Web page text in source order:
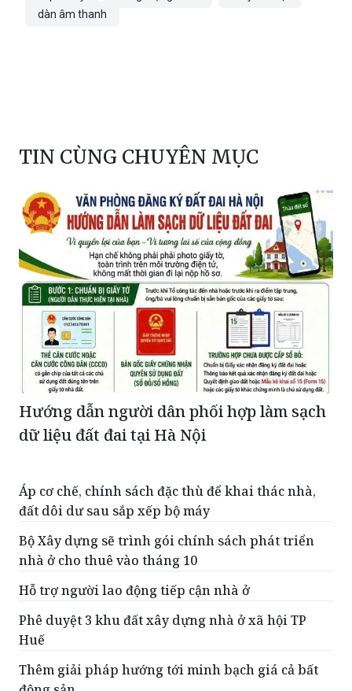
dàn âm thanh
TIN CÙNG CHUYÊN MỤC
Hướng dẫn người dân phối hợp làm sạch
dữ liệu đất đai tại Hà Nội
Áp cơ chế, chính sách đặc thù để khai thác nhà,
đất dôi dư sau sắp xếp bộ máy
Bộ Xây dựng sẽ trình gói chính sách phát triển
nhà ở cho thuê vào tháng 10
Hỗ trợ người lao động tiếp cận nhà ở
Phê duyệt 3 khu đất xây dựng nhà ở xã hội TP
Huế
Thêm giải pháp hướng tới minh bạch giá cả bất